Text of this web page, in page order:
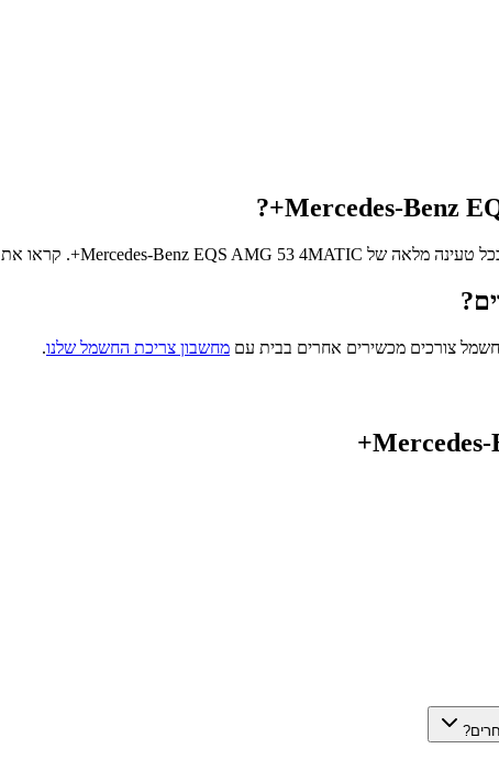
Mercedes-Benz
?
טעינה מלאה של Mercedes-Benz EQS AMG 53 4MATIC+ . קראו את
צורכים מכשירים אחרים בבית עם מחשבון צריכת החשמל שלנו.
Mercedes-